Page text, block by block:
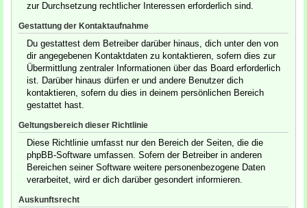
zur Durchsetzung rechtlicher Interessen erforderlich sind.
Gestattung der Kontaktaufnahme
Du gestattest dem Betreiber darüber hinaus, dich unter den von
dir angegebenen Kontaktdaten zu kontaktieren, sofern dies zur
Übermittlung zentraler Informationen über das Board erforderlich
ist. Darüber hinaus dürfen er und andere Benutzer dich
kontaktieren, sofern du dies in deinem persönlichen Bereich
gestattet hast.
Geltungsbereich dieser Richtlinie
Diese Richtlinie umfasst nur den Bereich der Seiten, die die
phpBB-Software umfassen. Sofern der Betreiber in anderen
Bereichen seiner Software weitere personenbezogene Daten
verarbeitet, wird er dich darüber gesondert informieren.
Auskunftsrecht